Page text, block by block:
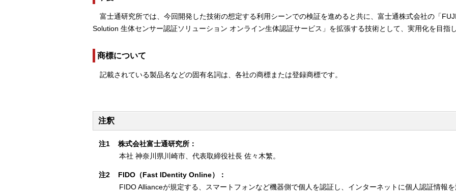
富士通研究所では、今回開発した技術の想定する利用シーンでの検証を進めると共に、富士通株式会社の「
Solution 生体センサー認証ソリューション オンライン生体認証サービス」を拡張する技術として、実用化を目指し
商標について
記載されている製品名などの固有名詞は、各社の商標または登録商標です。
注釈
注1
株式会社富士通研究所：
本社 神奈川県川崎市、代表取締役社長 佐々木繁。
注2
FIDO（Fast IDentity Online）：
FIDO Allianceが規定する、スマートフォンなど機器側で個人を認証し、インターネットに個人認証情報